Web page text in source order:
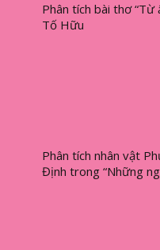
Phân tích bài thơ “Từ
Tố Hữu
Phân tích nhân vật
Định trong “Những